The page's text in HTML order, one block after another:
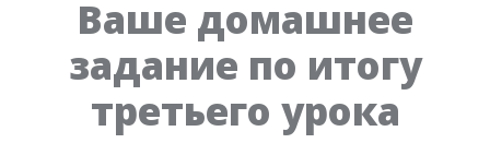
Ваше домашнее
задание по итогу
третьего урока